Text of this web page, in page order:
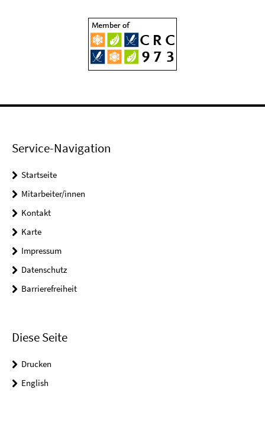
Service-Navigation
Startseite
Mitarbeiter/innen
Kontakt
Karte
Impressum
Datenschutz
Barrierefreiheit
Diese Seite
Drucken
English